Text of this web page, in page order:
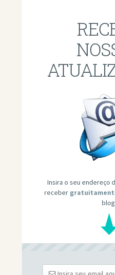
Insira o seu endereço
receber